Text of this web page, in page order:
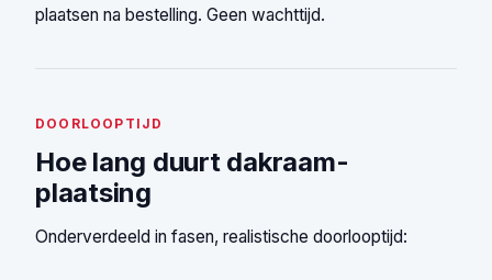
plaatsen na bestelling. Geen wachttijd.
DOORLOOPTIJD
Hoe lang duurt dakraam-
plaatsing
Onderverdeeld in fasen, realistische doorlooptijd: